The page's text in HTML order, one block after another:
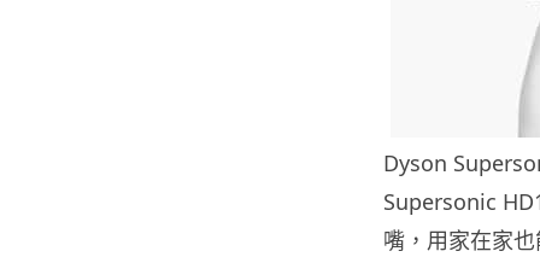
Dyson
Supersonic
嘴，用家在家